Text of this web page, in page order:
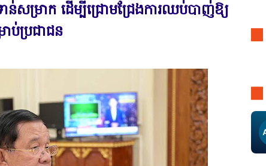
សម្រាក ដើម្បីជ្រោមជ្រែងការឈប់បាញ់ឱ្យ
ប់ប្រជាជន